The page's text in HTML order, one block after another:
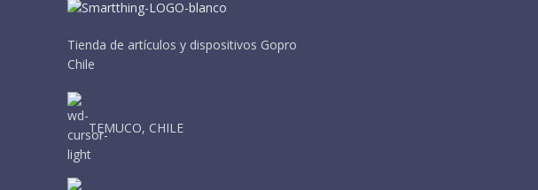
Tienda de artículos y dispositivos Gopro
Chile
TEMUCO, CHILE